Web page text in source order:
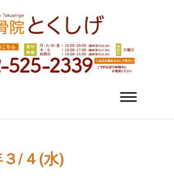
中央区 薬院 肩
痛｜整体 スポ
害なら整骨院
薬院、天神、平尾、博多、六本松で肩こ
性股関節症にお悩みなら整骨院とくしげ
お話を丁寧にお聞きし、施術させていた
ーツ選手のケガもおまかせください。
/４(水)